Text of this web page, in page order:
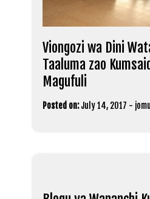
Viongozi wa Dini
Taaluma zao
Magufuli
Posted on: July 14, 2017 -